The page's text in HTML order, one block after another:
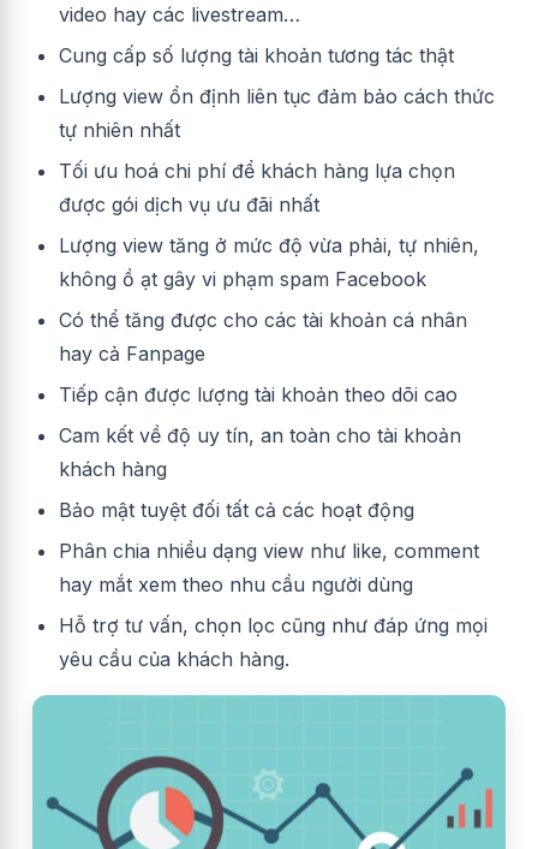
video hay các livestream…
Cung cấp số lượng tài khoản tương tác thật
Lượng view ổn định liên tục đảm bảo cách thức
tự nhiên nhất
Tối ưu hoá chi phí để khách hàng lựa chọn
được gói dịch vụ ưu đãi nhất
Lượng view tăng ở mức độ vừa phải, tự nhiên,
không ồ ạt gây vi phạm spam Facebook
Có thể tăng được cho các tài khoản cá nhân
hay cả Fanpage
Tiếp cận được lượng tài khoản theo dõi cao
Cam kết về độ uy tín, an toàn cho tài khoản
khách hàng
Bảo mật tuyệt đối tất cả các hoạt động
Phân chia nhiều dạng view như like, comment
hay mắt xem theo nhu cầu người dùng
Hỗ trợ tư vấn, chọn lọc cũng như đáp ứng mọi
yêu cầu của khách hàng.